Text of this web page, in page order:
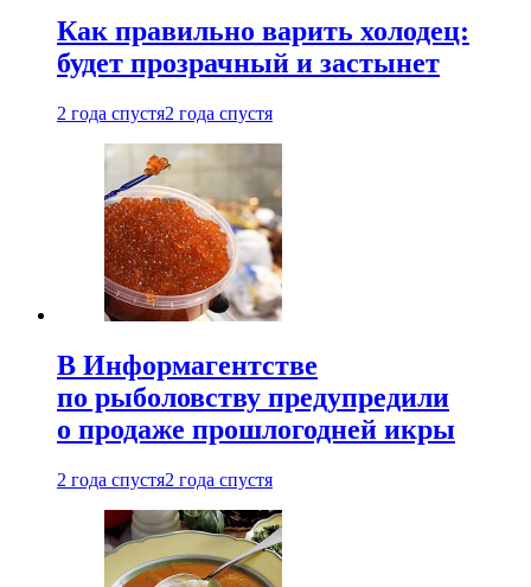
Как правильно варить холодец:
будет прозрачный и застынет
2 года спустя2 года спустя
В Информагентстве
по рыболовству предупредили
о продаже прошлогодней икры
2 года спустя2 года спустя